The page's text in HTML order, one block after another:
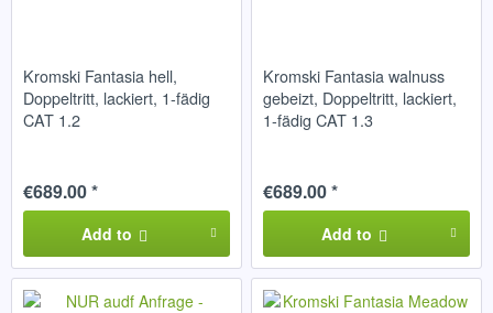
Kromski Fantasia hell,
Doppeltritt, lackiert, 1-fädig
CAT 1.2
€689.00 *
Add to
Kromski Fantasia walnuss
gebeizt, Doppeltritt, lackiert,
1-fädig CAT 1.3
€689.00 *
Add to